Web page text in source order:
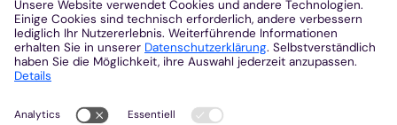
Nachrichten
Veranstaltungen
Gottesdienste
Stellenangebote